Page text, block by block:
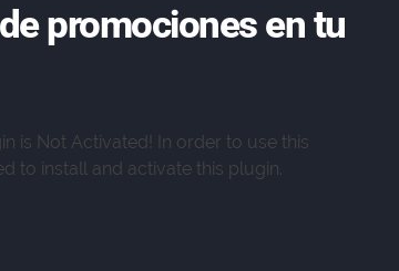
promociones en tu
is Not Activated!
In order to use this
to install and activate this plugin.